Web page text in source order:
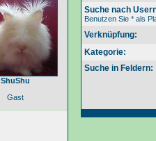
ShuShu
Gast
Suche nach
Benutzen Sie * als
Verknüpfung:
Kategorie:
Suche in Feldern: